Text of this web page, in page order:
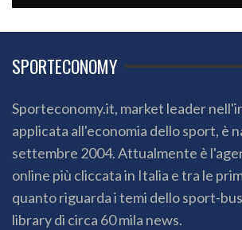
SPORTECONOMY
Sporteconomy.it, market leader
applicata all'economia dello sport, è
settembre 2004. Attualmente è
online più cliccata in Italia e tra le
quanto riguarda i temi dello sport-
library di circa 60 mila news.